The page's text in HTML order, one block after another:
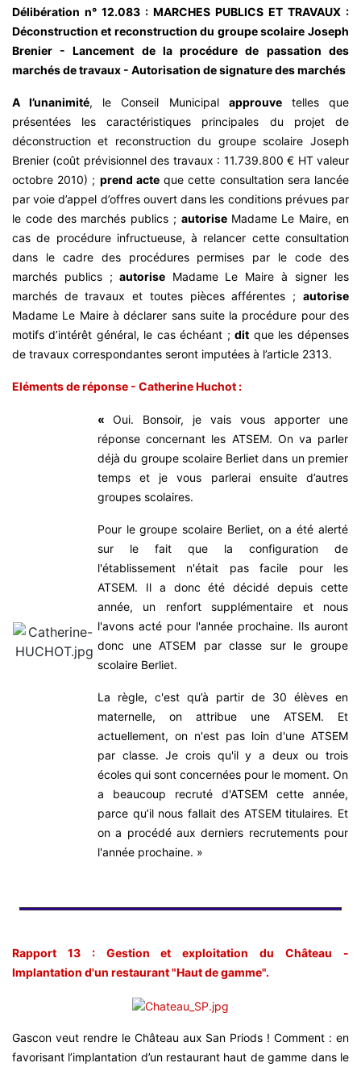
Délibération n° 12.083 : MARCHES PUBLICS ET TRAVAUX :
Déconstruction et reconstruction du groupe scolaire Joseph
Brenier - Lancement de la procédure de passation des
marchés de travaux - Autorisation de signature des marchés
A l’unanimité, le Conseil Municipal approuvetelles que
présentées les caractéristiques principales du projet de
déconstruction et reconstruction du groupe scolaire Joseph
Brenier (coût prévisionnel des travaux : 11.739.800 € HT valeur
octobre 2010) ; prend acteque cette consultation sera lancée
par voie d’appel d’offres ouvert dans les conditions prévues par
le code des marchés publics ; autorise Madame Le Maire, en
cas de procédure infructueuse, à relancer cette consultation
dans le cadre des procédures permises par le code des
marchés publics ; autoriseMadame Le Maire à signer les
marchés de travaux et toutes pièces afférentes ; autorise
Madame Le Maire à déclarer sans suite la procédure pour des
motifs d’intérêt général, le cas échéant ;dit que les dépenses
de travaux correspondantes seront imputées à l’article 2313.
Eléments de réponse - Catherine Huchot :
« Oui. Bonsoir, je vais vous apporter une
réponse concernant les ATSEM. On va parler
déjà du groupe scolaire Berliet dans un premier
temps et je vous parlerai ensuite d’autres
groupes scolaires.
Pour le groupe scolaire Berliet, on a été alerté
sur le fait que la configuration de
l'établissement n'était pas facile pour les
ATSEM. Il a donc été décidé depuis cette
année, un renfort supplémentaire et nous
l'avons acté pour l'année prochaine. Ils auront
donc une ATSEM par classe sur le groupe
scolaire Berliet.
La règle, c'est qu’à partir de 30 élèves en
maternelle, on attribue une ATSEM. Et
actuellement, on n'est pas loin d'une ATSEM
par classe. Je crois qu'il y a deux ou trois
écoles qui sont concernées pour le moment. On
a beaucoup recruté d'ATSEM cette année,
parce qu’il nous fallait des ATSEM titulaires. Et
on a procédé aux derniers recrutements pour
l'année prochaine. »
Rapport 13 : Gestion et exploitation du Château -
Implantation d'un restaurant "Haut de gamme".
Gascon veut rendre le Château aux San Priods ! Comment : en
favorisant l’implantation d’un restaurant haut de gamme dans le